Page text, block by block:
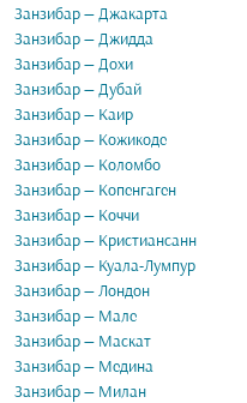
Занзибар — Джакарта
Занзибар — Джидда
Занзибар — Дохи
Занзибар — Дубай
Занзибар — Каир
Занзибар — Кожикоде
Занзибар — Коломбо
Занзибар — Копенгаген
Занзибар — Коччи
Занзибар — Кристиансанн
Занзибар — Куала-Лумпур
Занзибар — Лондон
Занзибар — Мале
Занзибар — Маскат
Занзибар — Медина
Занзибар — Милан